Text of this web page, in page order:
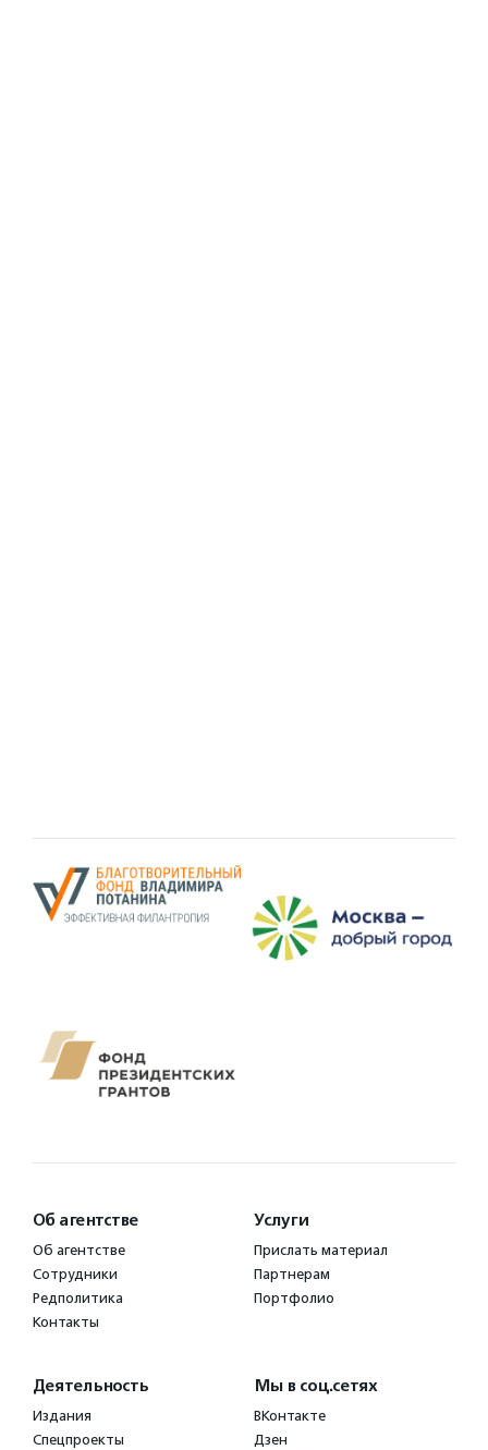
Об агентстве
Об агентстве
Сотрудники
Редполитика
Контакты
Услуги
Прислать материал
Партнерам
Портфолио
Деятельность
Издания
Спецпроекты
Мы в соц.сетях
ВКонтакте
Дзен